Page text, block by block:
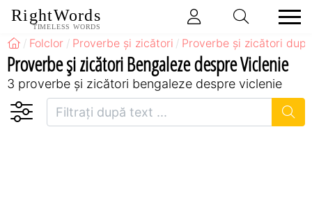
RightWords
TIMELESS WORDS
Folclor Proverbe și zicători Proverbe și zicători
Proverbe și zicători Bengaleze despre Viclenie
3 proverbe și zicători bengaleze despre viclenie